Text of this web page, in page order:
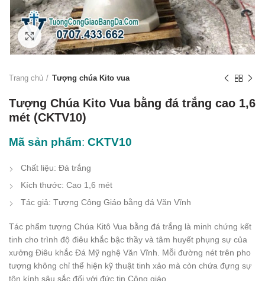
Click to enlarge
Trang chủ Tượng chúa Kito vua
Tượng Chúa Kito Vua bằng đá trắng cao 1,6
mét (CKTV10)
Mã sản phẩm: CKTV10
Chất liệu: Đá trắng
Kích thước: Cao 1,6 mét
Tác giả: Tượng Công Giáo bằng đá Văn Vĩnh
Tác phẩm tượng Chúa Kitô Vua bằng đá trắng là minh chứng kết
tinh cho trình độ điêu khắc bậc thầy và tâm huyết phụng sự của
xưởng Điêu khắc Đá Mỹ nghệ Văn Vĩnh. Mỗi đường nét trên pho
tượng không chỉ thể hiện kỹ thuật tinh xảo mà còn chứa đựng sự
tôn kính sâu sắc đối với đức tin Công giáo.